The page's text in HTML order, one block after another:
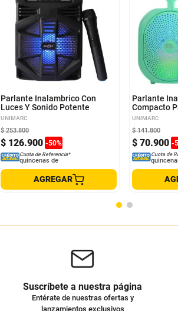
Parlante Inalambrico Con
Luces Y Sonido Potente
UNIMARC
$ 126.900 -50%
$ 253.800
Cuota de Referencia*
quincenas de
AGREGAR
Parlante
Compacto
UNIMARC
$ 70.900 -
$ 141.800
Cuota de
Suscríbete a nuestra página
Entérate de nuestras ofertas y
lanzamientos exclusivos